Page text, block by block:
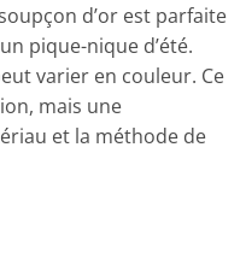
d’or est parfaite
pique-nique d’été.
varier en couleur. Ce
mais une
et la méthode de